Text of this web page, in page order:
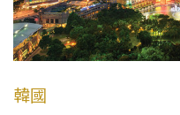
韓國